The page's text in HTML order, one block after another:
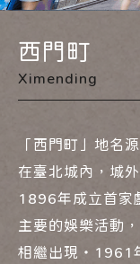
西門町
Ximending
「西門町」地名
在臺北城內，城
1896年成立首家
主要的娛樂活動
相繼出現‧1961